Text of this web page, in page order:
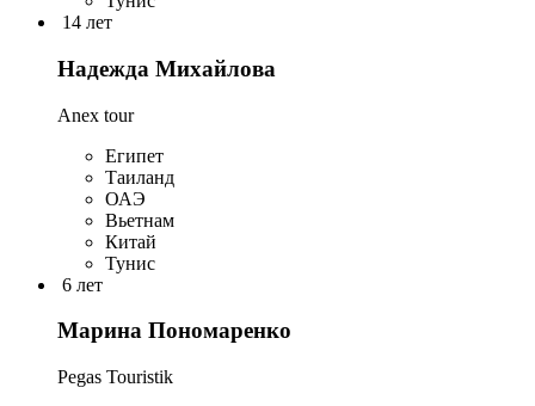
14 лет
Надежда Михайлова
Anex tour
Египет
Таиланд
ОАЭ
Вьетнам
Китай
Тунис
6 лет
Марина Пономаренко
Pegas Touristik